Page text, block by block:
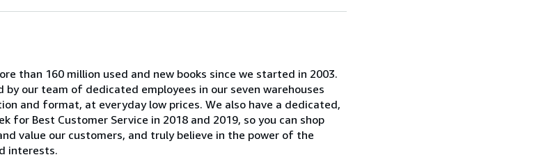
than 160 million used and new books since we started in 2003.
our team of dedicated employees in our seven warehouses
and format, at everyday low prices. We also have a dedicated,
for Best Customer Service in 2018 and 2019, so you can shop
value our customers, and truly believe in the power of the
interests.